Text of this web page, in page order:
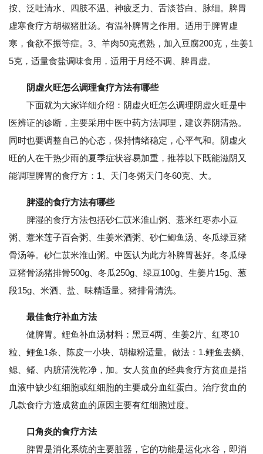
按、泛吐清水、四肢不温、神疲乏力、舌淡苔白、脉细。脾胃
虚寒食疗方胡椒猪肚汤。有温补脾胃之作用。适用于脾胃虚
寒，食欲不振等症。3、羊肉50克煮熟，加入豆腐200克，生姜1
5克，适量食盐调味食用，适用于月经不调、脾胃虚。
阴虚火旺怎么调理食疗方法有哪些
下面就为大家详细介绍：阴虚火旺怎么调理阴虚火旺是中
医辨证的诊断，主要采用中医中药方法调理，建议养阴清热。
同时也要调整自己的心态，保持情绪稳定，心平气和。阴虚火
旺的人在干热少雨的夏季症状容易加重，推荐以下既能滋阴又
能调理脾胃的食疗方：1、天门冬粥天门冬60克、大。
脾湿的食疗方法有哪些
脾湿的食疗方法包括砂仁苡米淮山粥、薏米红枣赤小豆
粥、薏米莲子百合粥、生姜米酒粥、砂仁鲫鱼汤、冬瓜绿豆猪
骨汤等。砂仁苡米淮山粥。中医认为此方补脾胃甚好。冬瓜绿
豆猪骨汤猪排骨500g、冬瓜250g、绿豆100g、生姜片15g、葱
段15g、米酒、盐、味精适量。猪排骨清洗。
最佳食疗补血方法
健脾胃。鲤鱼补血汤材料：黑豆4两、生姜2片、红枣10
粒、鲤鱼1条、陈皮一小块、胡椒粉适量。做法：1.鲤鱼去鳞、
鳃、鳍、内脏清洗乾净，加。女人贫血的经典食疗方贫血是指
血液中缺少红细胞或红细胞的主要成分血红蛋白。治疗贫血的
几款食疗方造成贫血的原因主要有红细胞过度。
口角炎的食疗方法
脾胃是消化系统的主要脏器，它的功能是运化水谷，即消